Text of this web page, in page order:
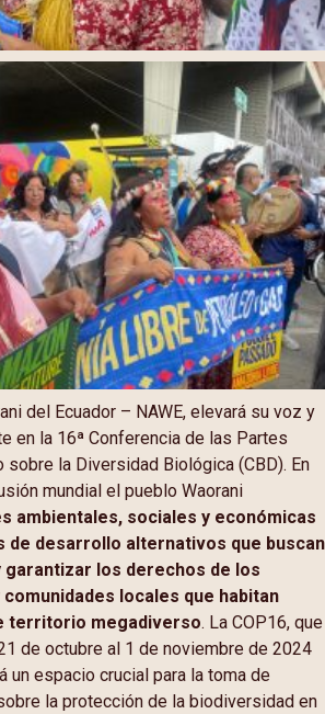
del Ecuador – NAWE, elevará su voz y
en la 16ª Conferencia de las Partes
sobre la Diversidad Biológica (CBD). En
mundial el pueblo Waorani
ambientales, sociales y económicas
de desarrollo alternativos que buscan
garantizar los derechos de los
locales que habitan
territorio megadiverso. La COP16, que
de octubre al 1 de noviembre de 2024
un espacio crucial para la toma de
la protección de la biodiversidad en